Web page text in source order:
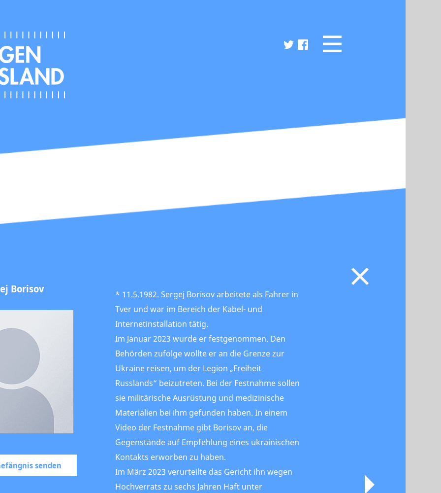
Borisov
senden
* 11.5.1982. Sergej Borisov arbeitete als Fahrer in
Tver und war im Bereich der Kabel- und
Internetinstallation tätig.
Im Januar 2023 wurde er festgenommen. Den
Behörden zufolge wollte er an die Grenze zur
Ukraine reisen, um der Legion „Freiheit
Russlands“ beizutreten. Bei der Festnahme sollen
sie militärische Ausrüstung und medizinische
Materialien bei ihm gefunden haben. In einem
Video der Festnahme gibt Borisov an, die
Gegenstände auf Empfehlung eines ukrainischen
Kontakts erworben zu haben.
Im März 2023 verurteilte das Gericht ihn wegen
Hochverrats zu sechs Jahren Haft unter